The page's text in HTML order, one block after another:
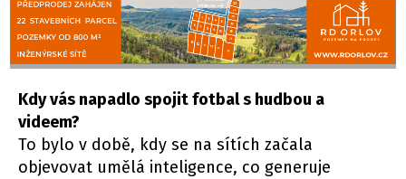
Kdy vás napadlo spojit fotbal s hudbou a
videem?
To bylo v době, kdy se na sítích začala
objevovat umělá inteligence, co generuje